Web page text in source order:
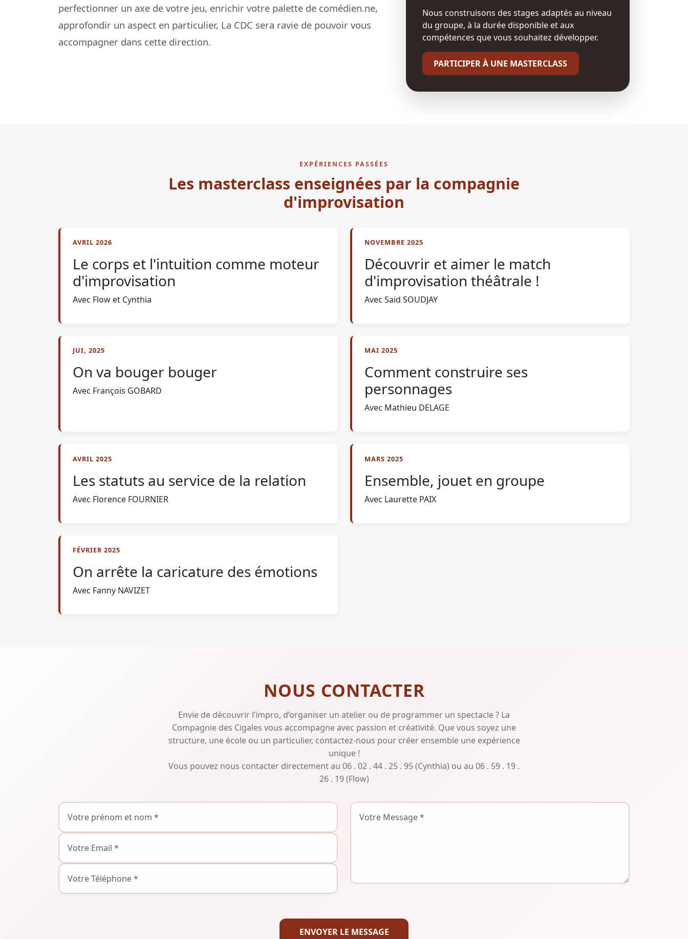
perfectionner un axe de votre jeu, enrichir votre palette de comédien.ne,
approfondir un aspect en particulier, La CDC sera ravie de pouvoir vous
accompagner dans cette direction.
Nous construisons des stages adaptés au niveau
du groupe, à la durée disponible et aux
compétences que vous souhaitez développer.
PARTICIPER À UNE MASTERCLASS
EXPÉRIENCES PASSÉES
Les masterclass enseignées par la compagnie
d'improvisation
AVRIL 2026
Le corps et l'intuition comme moteur
d'improvisation
Avec Flow et Cynthia
NOVEMBRE 2025
Découvrir et aimer le match
d'improvisation théâtrale !
Avec Said SOUDJAY
JUI, 2025
On va bouger bouger
Avec François GOBARD
MAI 2025
Comment construire ses
personnages
Avec Mathieu DELAGE
AVRIL 2025
Les statuts au service de la relation
Avec Florence FOURNIER
MARS 2025
Ensemble, jouet en groupe
Avec Laurette PAIX
FÉVRIER 2025
On arrête la caricature des émotions
Avec Fanny NAVIZET
NOUS CONTACTER
Envie de découvrir l’impro, d’organiser un atelier ou de programmer un spectacle ? La
Compagnie des Cigales vous accompagne avec passion et créativité. Que vous soyez une
structure, une école ou un particulier, contactez-nous pour créer ensemble une expérience
unique !
Vous pouvez nous contacter directement au 06 . 02 . 44 . 25 . 95 (Cynthia) ou au 06 . 59 . 19 .
26 . 19 (Flow)
ENVOYER LE MESSAGE